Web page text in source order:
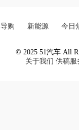
导购 新能源 今日
© 2025 51汽车 All
关于我们 供稿服